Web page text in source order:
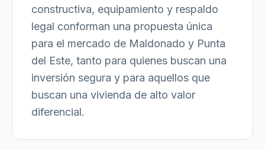
constructiva, equipamiento y respaldo
legal conforman una propuesta única
para el mercado de Maldonado y Punta
del Este, tanto para quienes buscan una
inversión segura y para aquellos que
buscan una vivienda de alto valor
diferencial.